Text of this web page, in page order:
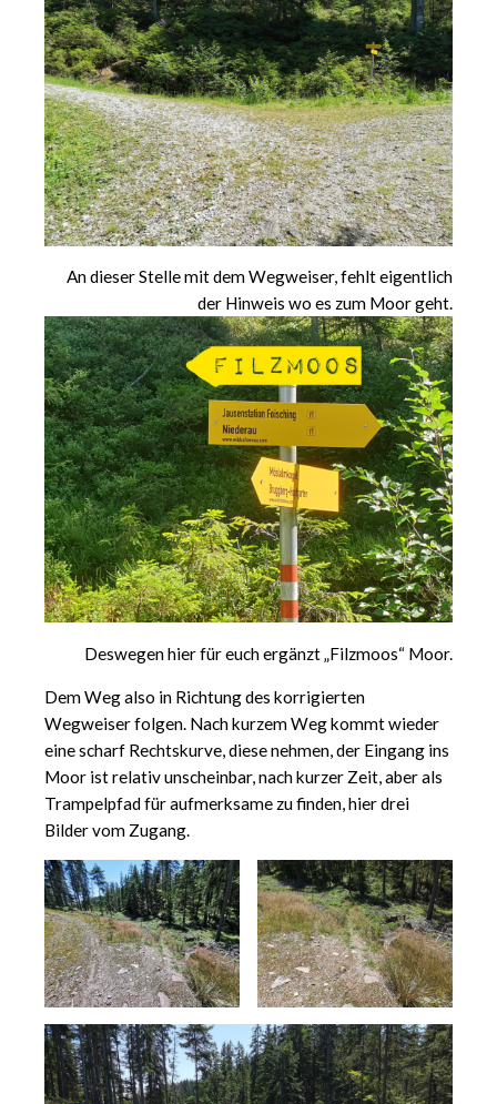
An dieser Stelle mit dem Wegweiser, fehlt eigentlich
der Hinweis wo es zum Moor geht.
Deswegen hier für euch ergänzt „Filzmoos“ Moor.
Dem Weg also in Richtung des korrigierten
Wegweiser folgen. Nach kurzem Weg kommt wieder
eine scharf Rechtskurve, diese nehmen, der Eingang ins
Moor ist relativ unscheinbar, nach kurzer Zeit, aber als
Trampelpfad für aufmerksame zu finden, hier drei
Bilder vom Zugang.